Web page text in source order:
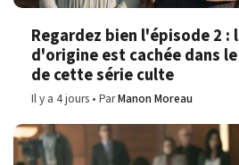
Regardez bien l'épisode 2 :
d'origine est cachée dans
de cette série culte
Il y a 4 jours ParManon Moreau